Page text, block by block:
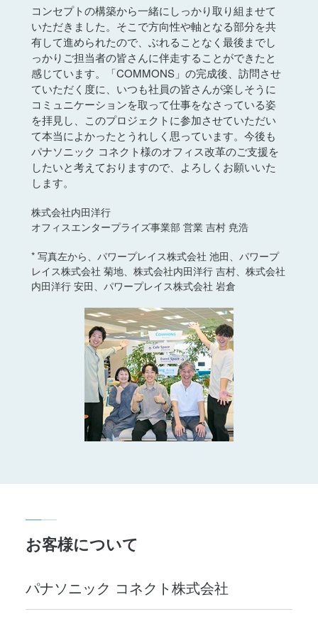
いただきました。そこで方向性や軸となる部分を共
有して進められたので、ぶれることなく最後までし
っかりご担当者の皆さんに伴走することができたと
感じています。「COMMONS」の完成後、訪問させ
ていただく度に、いつも社員の皆さんが楽しそうに
コミュニケーションを取って仕事をなさっている姿
を拝見し、このプロジェクトに参加させていただい
て本当によかったとうれしく思っています。今後も
パナソニック コネクト様のオフィス改革のご支援を
したいと考えておりますので、よろしくお願いいた
します。
オフィスエンタープライズ事業部 営業 吉村 尭浩
レイス株式会社 菊地、株式会社内田洋行 吉村、株式会社
内田洋行 安田、パワープレイス株式会社 岩倉